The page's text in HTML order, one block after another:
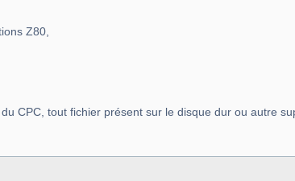
Z80,
CPC, tout fichier présent sur le disque dur ou autre